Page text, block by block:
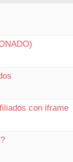
con iframe